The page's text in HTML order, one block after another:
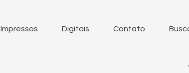
Impressos Digitais Contato